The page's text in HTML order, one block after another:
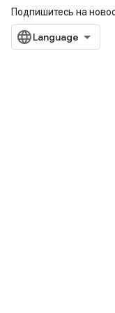
Подпишитесь на